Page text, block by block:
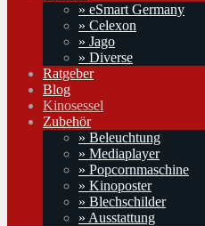
» eSmart Germany
» Celexon
» Jago
» Diverse
Ratgeber
Blog
Kinosessel
Zubehör
» Beleuchtung
» Mediaplayer
» Popcornmaschine
» Kinoposter
» Blechschilder
» Ausstattung